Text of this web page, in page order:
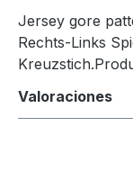
Jersey gore
Rechts-Links
Valoraciones